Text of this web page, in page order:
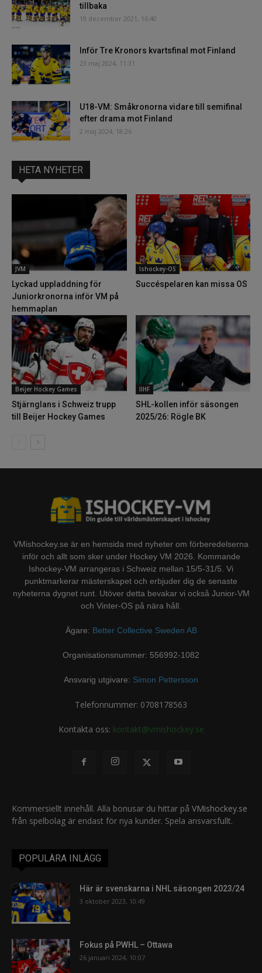
tillbaka
19 december 2021, 16:40
Inför Tre Kronors kvartsfinal mot Finland
23 maj 2024, 11:31
U18-VM: Småkronorna vidare till semifinal
efter drama mot Finland
2 maj 2024, 18:26
HETA NYHETER
JVM
Lyckad uppladdning för
Juniorkronorna inför VM på
hemmaplan
Ishockey-OS
Succéspelaren kan missa OS
Beijer Hockey Games
Stjärnglans i Schweiz trupp
till Beijer Hockey Games
IIHF
SHL-kollen inför säsongen
2025/26: Rögle BK
VMishockey.se är en hemsida med nyheter om förberedelserna
inför och allt som sker under Hockey VM 2026. Kommande
Ishockey-VM arrangeras i Schweiz mellan 15/5-31/5. Vi
punktmarkerar mästerskapet och erbjuder dig de senaste
nyheterna dygnet runt. Utöver detta bevakar vi också Junior-VM
och Vinter-OS på nära håll.
Ägare: Better Collective Sweden AB
Organisationsnummer: 556992-1082
Ansvarig utgivare: Simon Pettersson
Telefonnummer: 0708178563
Kontakta oss: kontakt@vmishockey.se
Kommersiellt innehåll. Alla bonusar du hittar på VMishockey.se
från spelbolag är endast för nya kunder. Spela ansvarsfullt.
POPULÄRA INLÄGG
Här är svenskarna i NHL säsongen 2023/24
3 oktober 2023, 10:49
Fokus på PWHL – Ottawa
26 januari 2024, 10:07